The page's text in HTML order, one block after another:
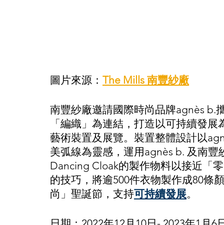
圖片來源： The Mills 南豐紗廠
南豐紗廠邀請國際時尚品牌agnès b.
「編織」為連結，打造以可持續發
藝術裝置及展覽。裝置整體設計以
美弧線為靈感，運用agnès b. 及南
Dancing Cloak的製作物料以接近「
的技巧，將逾500件衣物製作成80條
尚」聖誕節，支持可持續發展。